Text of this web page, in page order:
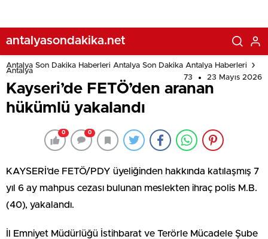
antalyasondakika.net
Antalya Son Dakika Haberleri Antalya Son Dakika Antalya Haberleri
Antalya
73
23 Mayıs 2026
Kayseri’de FETÖ’den aranan
hükümlü yakalandı
0 0
KAYSERİ’de FETÖ/PDY üyeliğinden hakkında katılaşmış 7
yıl 6 ay mahpus cezası bulunan meslekten ihraç polis M.B.
(40), yakalandı.
İl Emniyet Müdürlüğü İstihbarat ve Terörle Mücadele Şube